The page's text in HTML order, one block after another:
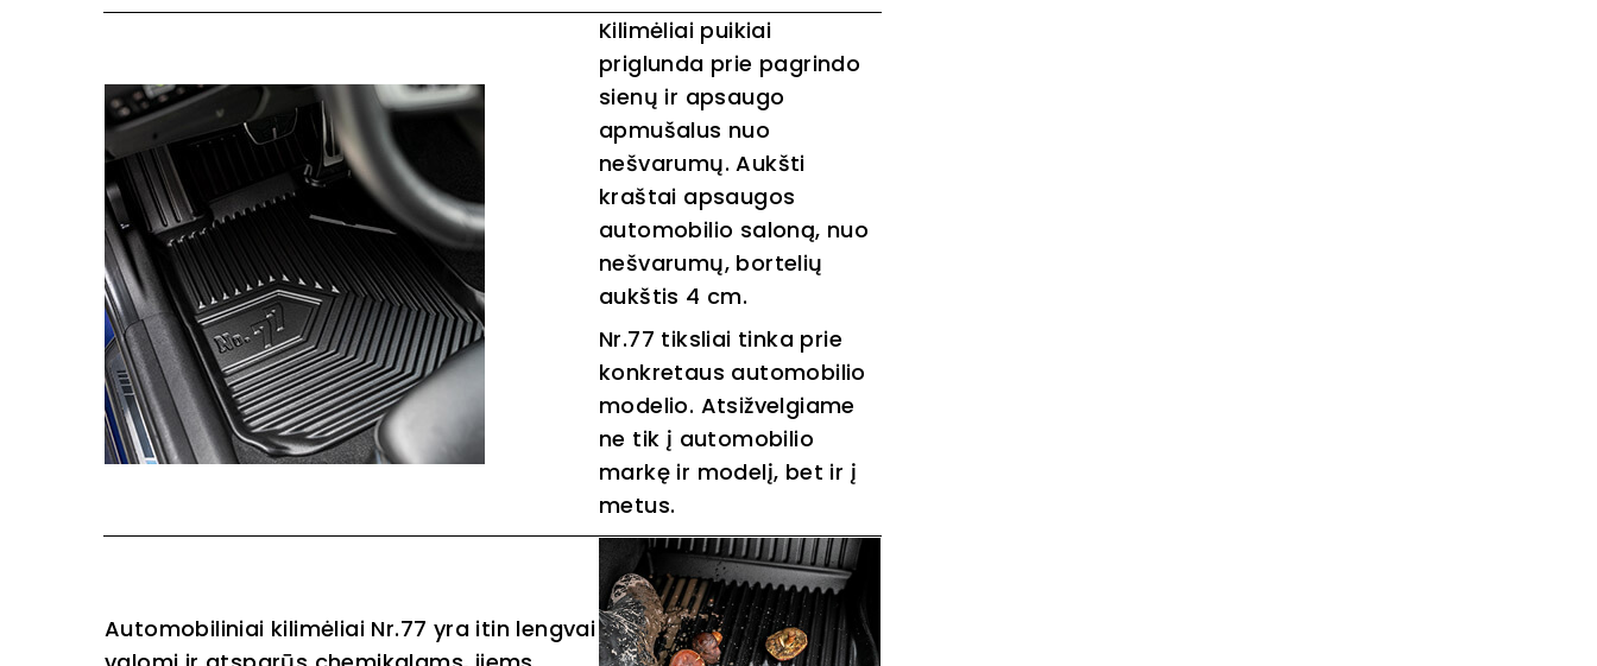
Kilimėliai puikiai
priglunda prie pagrindo
sienų ir apsaugo
apmušalus nuo
nešvarumų. Aukšti
kraštai apsaugos
automobilio saloną, nuo
nešvarumų, bortelių
aukštis 4 cm.
Nr.77 tiksliai tinka prie
konkretaus automobilio
modelio. Atsižvelgiame
ne tik į automobilio
markę ir modelį, bet ir į
metus.
Automobiliniai kilimėliai Nr.77 yra itin lengvai